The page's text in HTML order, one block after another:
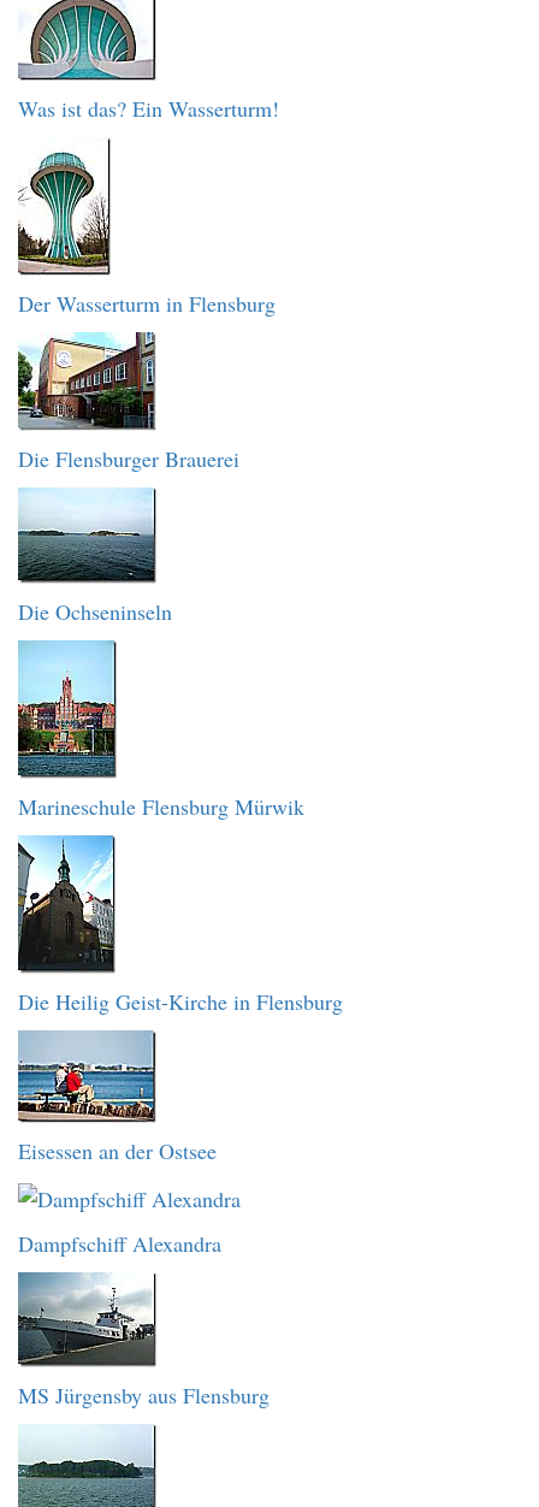
Was ist das? Ein Wasserturm!
Der Wasserturm in Flensburg
Die Flensburger Brauerei
Die Ochseninseln
Marineschule Flensburg Mürwik
Die Heilig Geist-Kirche in Flensburg
Eisessen an der Ostsee
Dampfschiff Alexandra
MS Jürgensby aus Flensburg